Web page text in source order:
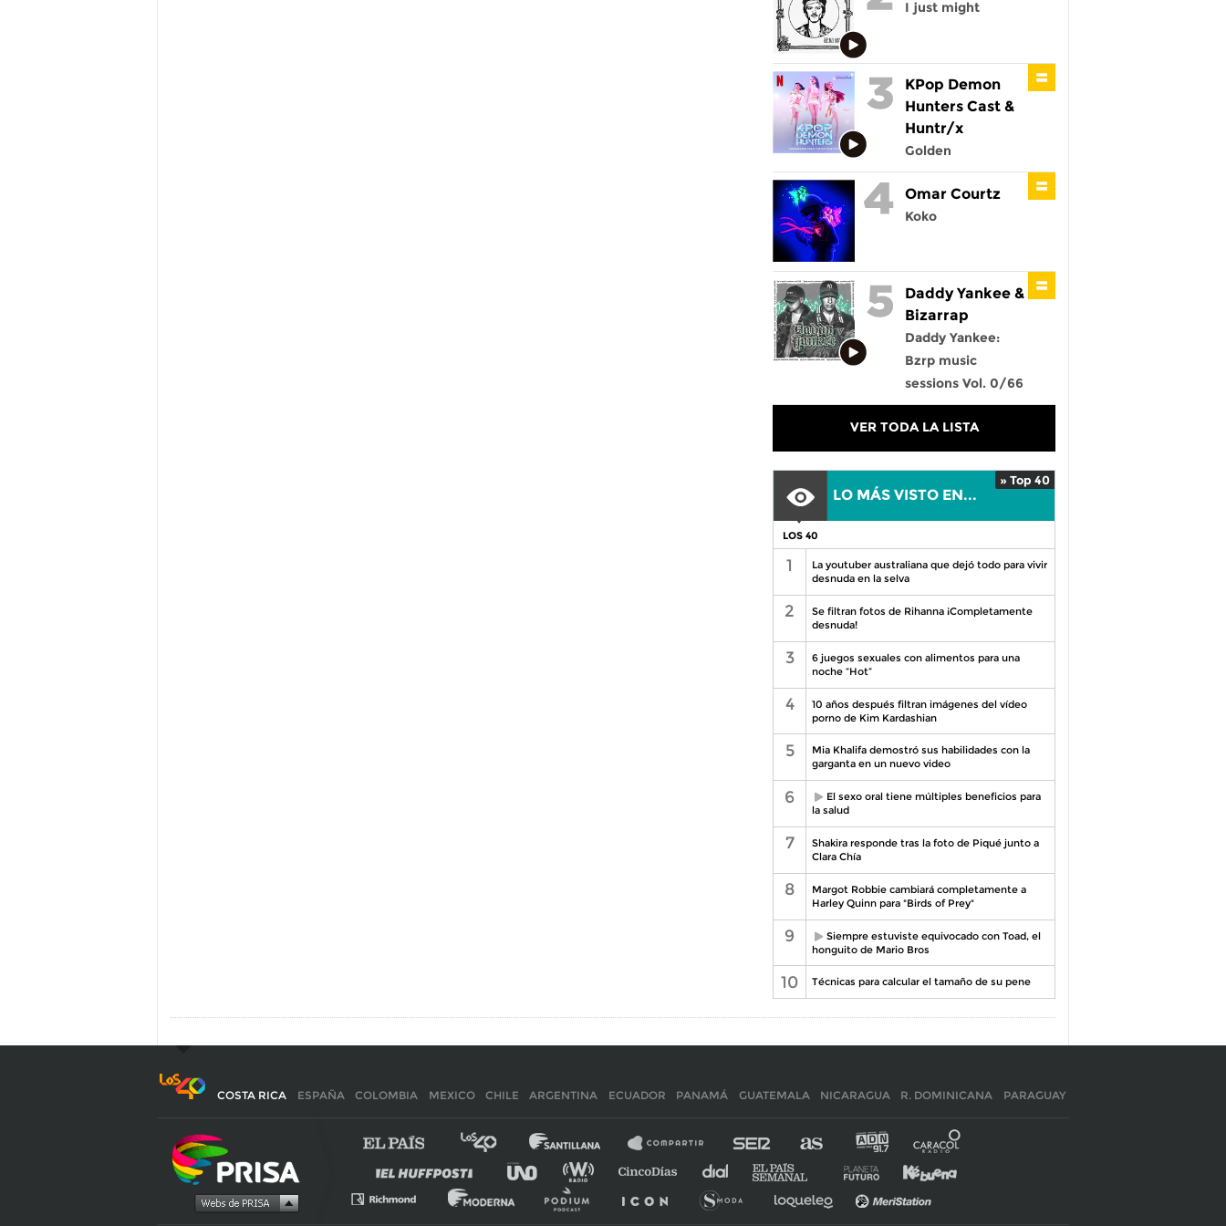
I just might
KPop Demon
Hunters Cast &
Huntr/x
Golden
Omar Courtz
Koko
Daddy Yankee &
Bizarrap
Daddy Yankee:
Bzrp music
sessions Vol. 0/66
VER TODA LA LISTA
LO MÁS VISTO EN...
» Top 40
LOS 40
1
La youtuber australiana que dejó todo para vivir
desnuda en la selva
2
Se filtran fotos de Rihanna ¡Completamente
desnuda!
3
6 juegos sexuales con alimentos para una
noche “Hot”
4
10 años después filtran imágenes del vídeo
porno de Kim Kardashian
5
Mia Khalifa demostró sus habilidades con la
garganta en un nuevo video
6
El sexo oral tiene múltiples beneficios para
la salud
7
Shakira responde tras la foto de Piqué junto a
Clara Chía
8
Margot Robbie cambiará completamente a
Harley Quinn para "Birds of Prey"
9
Siempre estuviste equivocado con Toad, el
honguito de Mario Bros
10 Técnicas para calcular el tamaño de su pene
COSTA RICA ESPAÑA COLOMBIA MEXICO CHILE ARGENTINA ECUADOR PANAMÁ GUATEMALA NICARAGUA R. DOMINICANA PARAGUAY